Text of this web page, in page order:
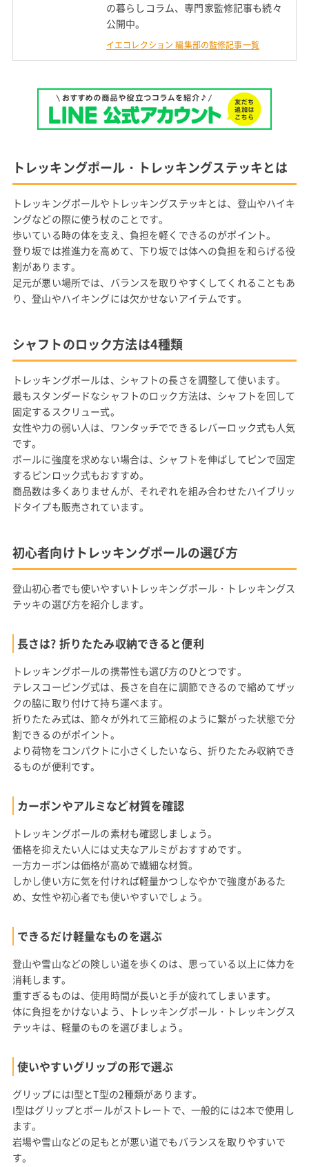
の暮らしコラム、専門家監修記事も続々
公開中。
イエコレクション 編集部の監修記事一覧
トレッキングポール・トレッキングステッキとは
トレッキングポールやトレッキングステッキとは、登山やハイキ
ングなどの際に使う杖のことです。
歩いている時の体を支え、負担を軽くできるのがポイント。
登り坂では推進力を高めて、下り坂では体への負担を和らげる役
割があります。
足元が悪い場所では、バランスを取りやすくしてくれることもあ
り、登山やハイキングには欠かせないアイテムです。
シャフトのロック方法は4種類
トレッキングポールは、シャフトの長さを調整して使います。
最もスタンダードなシャフトのロック方法は、シャフトを回して
固定するスクリュー式。
女性や力の弱い人は、ワンタッチでできるレバーロック式も人気
です。
ポールに強度を求めない場合は、シャフトを伸ばしてピンで固定
するピンロック式もおすすめ。
商品数は多くありませんが、それぞれを組み合わせたハイブリッ
ドタイプも販売されています。
初心者向けトレッキングポールの選び方
登山初心者でも使いやすいトレッキングポール・トレッキングス
テッキの選び方を紹介します。
長さは? 折りたたみ収納できると便利
トレッキングポールの携帯性も選び方のひとつです。
テレスコーピング式は、長さを自在に調節できるので縮めてザッ
クの脇に取り付けて持ち運べます。
折りたたみ式は、節々が外れて三節棍のように繋がった状態で分
割できるのがポイント。
より荷物をコンパクトに小さくしたいなら、折りたたみ収納でき
るものが便利です。
カーボンやアルミなど材質を確認
トレッキングポールの素材も確認しましょう。
価格を抑えたい人には丈夫なアルミがおすすめです。
一方カーボンは価格が高めで繊細な材質。
しかし使い方に気を付ければ軽量かつしなやかで強度があるた
め、女性や初心者でも使いやすいでしょう。
できるだけ軽量なものを選ぶ
登山や雪山などの険しい道を歩くのは、思っている以上に体力を
消耗します。
重すぎるものは、使用時間が長いと手が疲れてしまいます。
体に負担をかけないよう、トレッキングポール・トレッキングス
テッキは、軽量のものを選びましょう。
使いやすいグリップの形で選ぶ
グリップにはI型とT型の2種類があります。
I型はグリップとポールがストレートで、一般的には2本で使用し
ます。
岩場や雪山などの足もとが悪い道でもバランスを取りやすいで
す。